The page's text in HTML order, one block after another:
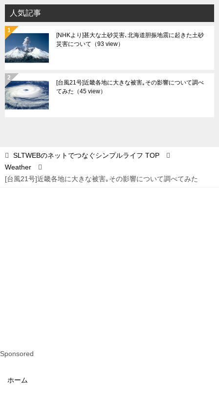
イ
ブ
人気記事
[NHKより]甚大な土砂災害､北海道胆振地震に起きた土砂
災害について （93 view）
[台風21号]近畿各地に大きな被害｡その影響について調べ
てみた （45 view）
SLTWEBのネットでつなぐシンプルライフ TOP
Weather
[台風21号]近畿各地に大きな被害｡その影響について調べてみた
Sponsored
ホーム